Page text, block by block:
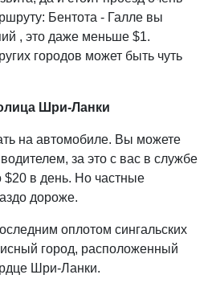
Бентота - Галле вы
, это даже меньше $1.
городов может быть чуть
Шри-Ланки
на автомобиле. Вы можете
за это с вас в службе
$20 в день. Но частные
дороже.
оплотом сингальских
город, расположенный
Шри-Ланки.